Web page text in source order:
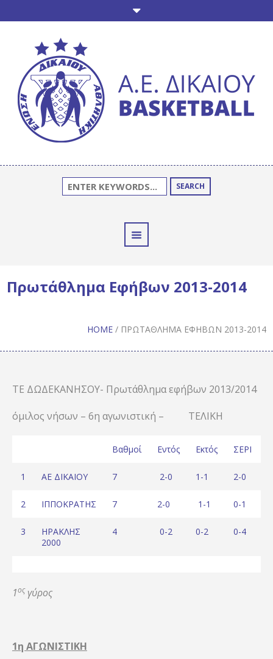
SEARCH
Πρωτάθλημα Εφήβων 2013-2014
HOME / ΠΡΩΤΆΘΛΗΜΑ ΕΦΉΒΩΝ 2013-2014
ΤΕ ΔΩΔΕΚΑΝΗΣΟΥ- Πρωτάθλημα εφήβων 2013/2014
όμιλος νήσων – 6η αγωνιστική – ΤΕΛΙΚΗ
Βαθμοί Εντός Εκτός ΣΕΡΙ
1 ΑΕ ΔΙΚΑΙΟΥ 7 2-0 1-1 2-0
2 ΙΠΠΟΚΡΑΤΗΣ 7 2-0 1-1 0-1
3
ΗΡΑΚΛΗΣ
2000
4 0-2 0-2 0-4
1οςγύρος
1η ΑΓΩΝΙΣΤΙΚΗ